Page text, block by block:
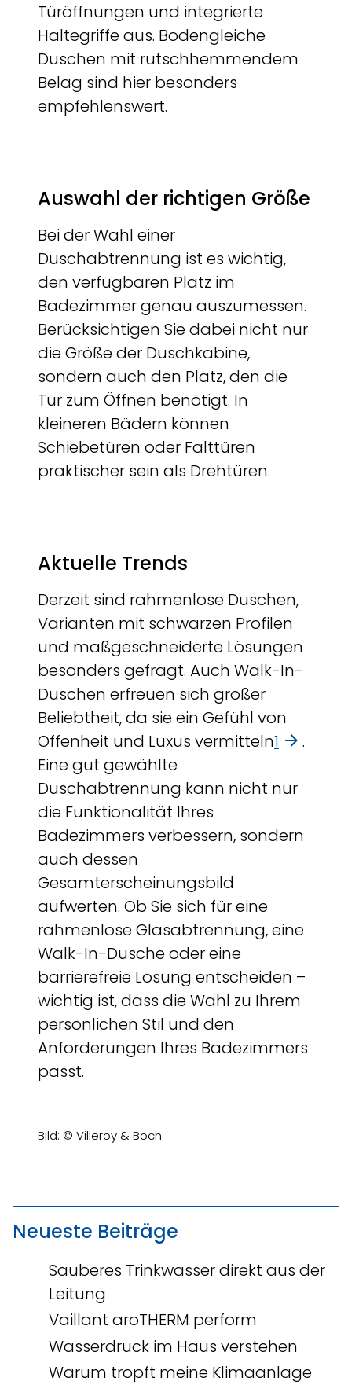
Türöffnungen und integrierte
Haltegriffe aus. Bodengleiche
Duschen mit rutschhemmendem
Belag sind hier besonders
empfehlenswert.
Auswahl der richtigen Größe
Bei der Wahl einer
Duschabtrennung ist es wichtig,
den verfügbaren Platz im
Badezimmer genau auszumessen.
Berücksichtigen Sie dabei nicht nur
die Größe der Duschkabine,
sondern auch den Platz, den die
Tür zum Öffnen benötigt. In
kleineren Bädern können
Schiebetüren oder Falttüren
praktischer sein als Drehtüren.
Aktuelle Trends
Derzeit sind rahmenlose Duschen,
Varianten mit schwarzen Profilen
und maßgeschneiderte Lösungen
besonders gefragt. Auch Walk-In-
Duschen erfreuen sich großer
Beliebtheit, da sie ein Gefühl von
Offenheit und Luxus vermitteln1
.
Eine gut gewählte
Duschabtrennung kann nicht nur
die Funktionalität Ihres
Badezimmers verbessern, sondern
auch dessen
Gesamterscheinungsbild
aufwerten. Ob Sie sich für eine
rahmenlose Glasabtrennung, eine
Walk-In-Dusche oder eine
barrierefreie Lösung entscheiden –
wichtig ist, dass die Wahl zu Ihrem
persönlichen Stil und den
Anforderungen Ihres Badezimmers
passt.
Bild: © Villeroy & Boch
Neueste Beiträge
Sauberes Trinkwasser direkt aus der
Leitung
Vaillant aroTHERM perform
Wasserdruck im Haus verstehen
Warum tropft meine Klimaanlage